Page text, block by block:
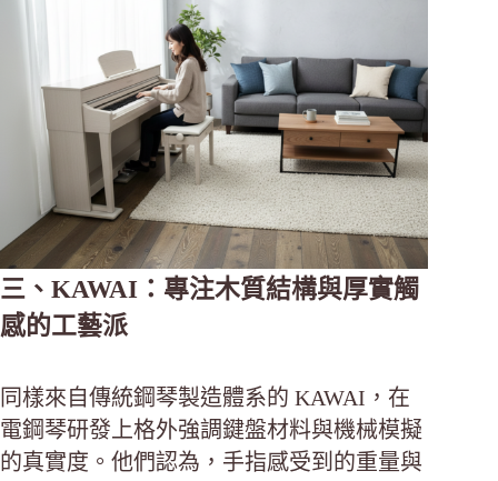
三、KAWAI：專注木質結構與厚實觸
感的工藝派
同樣來自傳統鋼琴製造體系的 KAWAI，在
電鋼琴研發上格外強調鍵盤材料與機械模擬
的真實度。他們認為，手指感受到的重量與